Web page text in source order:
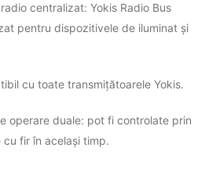
centralizat: Yokis Radio Bus
pentru dispozitivele de iluminat și
cu toate transmițătoarele Yokis.
operare duale: pot fi controlate prin
fir în același timp.